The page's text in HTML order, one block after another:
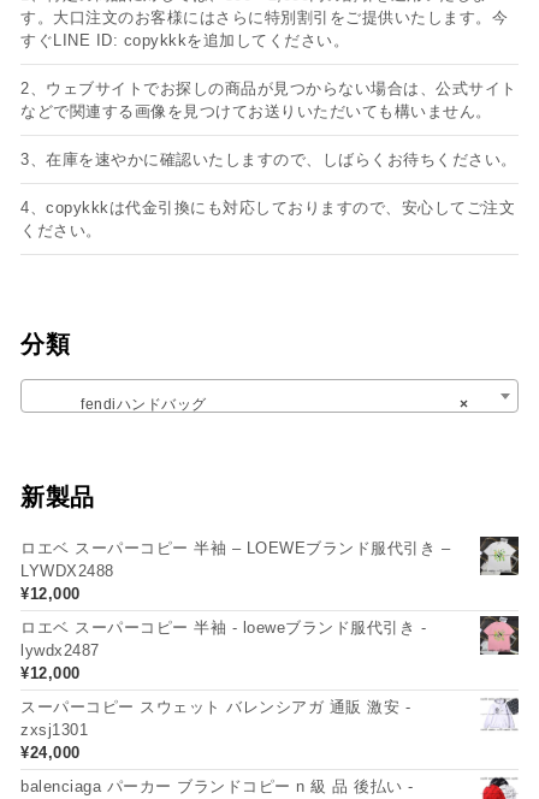
す。大口注文のお客様にはさらに特別割引をご提供いたします。今
すぐLINE ID: copykkkを追加してください。
2、ウェブサイトでお探しの商品が見つからない場合は、公式サイト
などで関連する画像を見つけてお送りいただいても構いません。
3、在庫を速やかに確認いたしますので、しばらくお待ちください。
4、copykkkは代金引換にも対応しておりますので、安心してご注文
ください。
分類
×
fendiハンドバッグ
新製品
ロエベ スーパーコピー 半袖 – LOEWEブランド服代引き –
LYWDX2488
¥12,000
ロエベ スーパーコピー 半袖 - loeweブランド服代引き -
lywdx2487
¥12,000
スーパーコピー スウェット バレンシアガ 通販 激安 -
zxsj1301
¥24,000
balenciaga パーカー ブランドコピー n 級 品 後払い -